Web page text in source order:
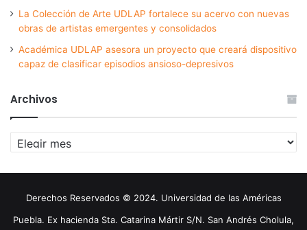
La Colección de Arte UDLAP fortalece su acervo con nuevas
obras de artistas emergentes y consolidados
Académica UDLAP asesora un proyecto que creará dispositivo
capaz de clasificar episodios ansioso-depresivos
Archivos
Archivos
Derechos Reservados © 2024. Universidad de las Américas
Puebla. Ex hacienda Sta. Catarina Mártir S/N. San Andrés Cholula,